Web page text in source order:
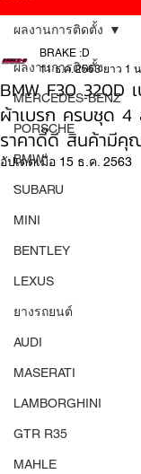
ผลงานการติดตั้ง
MERCEDES-BENZ
PORSCHE
BMW
SUBARU
MINI
BENTLEY
LEXUS
ยางรถยนต์
AUDI
MASERATI
LAMBORGHINI
GTR R35
MAHLE
ผลงานการติดตั้ง
BMW F30 320D
ผ้าเบรก ครบชุด 4
ราคาดี๊ดี สินค้ามีคุ
BRAKE :D
11 ธ.ค. 2563 ยาว 1
อัปเดตเมื่อ 15 ธ.ค. 2563